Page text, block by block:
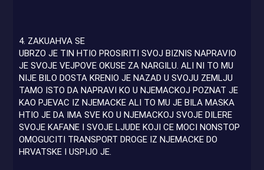
4. ZAKUAHVA SE
UBRZO JE TIN HTIO PROSIRITI SVOJ BIZNIS NAPRAVIO
JE SVOJE VEJPOVE OKUSE ZA NARGILU. ALI NI TO MU
NIJE BILO DOSTA KRENIO JE NAZAD U SVOJU ZEMLJU
TAMO ISTO DA NAPRAVI KO U NJEMACKOJ POZNAT JE
KAO PJEVAC IZ NJEMACKE ALI TO MU JE BILA MASKA
HTIO JE DA IMA SVE KO U NJEMACKOJ SVOJE DILERE
SVOJE KAFANE I SVOJE LJUDE KOJI CE MOCI NONSTOP
OMOGUCITI TRANSPORT DROGE IZ NJEMACKE DO
HRVATSKE I USPIJO JE.